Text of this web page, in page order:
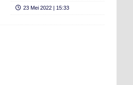
23 Mei 2022 | 15:33